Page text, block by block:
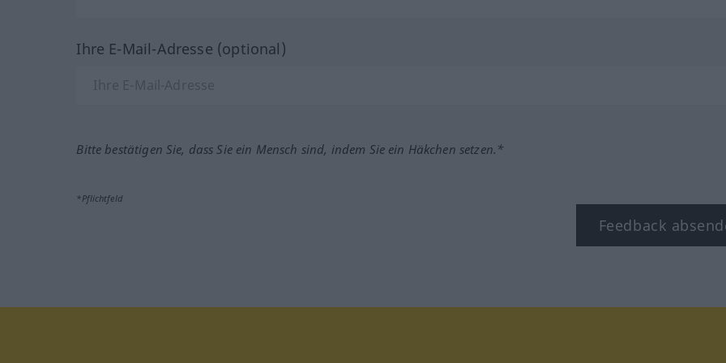
Ihre E-Mail-Adresse (optional)
Bitte bestätigen Sie, dass Sie ein Mensch sind, indem Sie ein Häkchen setzen.*
*Pflichtfeld
Feedback